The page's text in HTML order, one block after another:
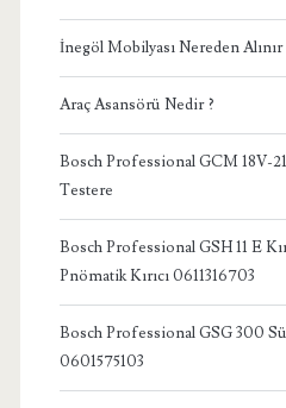
İnegöl Mobilyası Nereden Alınır
Araç Asansörü Nedir ?
Bosch Professional GCM 18V-
Testere
Bosch Professional GSH 11 E
Pnömatik Kırıcı 0611316703
Bosch Professional GSG 300
0601575103